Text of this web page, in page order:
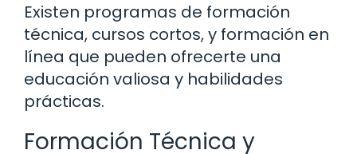
Existen programas de formación
técnica, cursos cortos, y formación en
línea que pueden ofrecerte una
educación valiosa y habilidades
prácticas.
Formación Técnica y